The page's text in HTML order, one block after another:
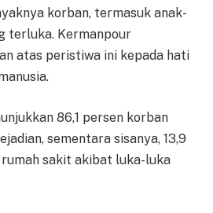
korban, termasuk anak-
terluka. Kermanpour
atas peristiwa ini kepada hati
86,1 persen korban
sementara sisanya, 13,9
sakit akibat luka-luka